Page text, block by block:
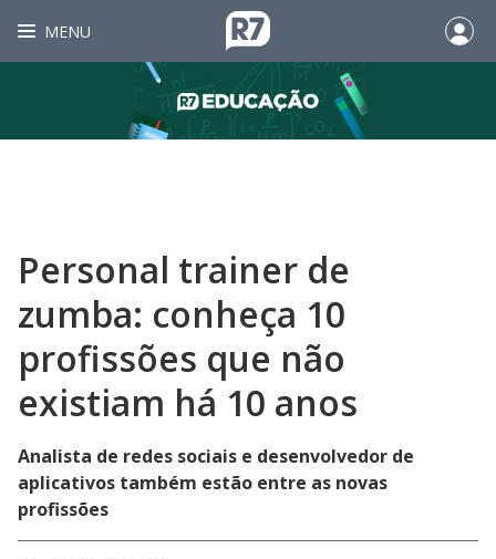
MENU
Personal trainer de
zumba: conheça 10
profissões que não
existiam há 10 anos
Analista de redes sociais e desenvolvedor de
aplicativos também estão entre as novas
profissões